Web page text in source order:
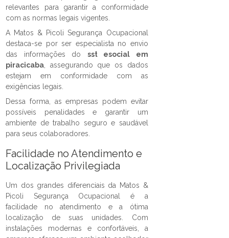
relevantes para garantir a conformidade
com as normas legais vigentes.
A Matos & Picoli Segurança Ocupacional
destaca-se por ser especialista no envio
das informações do sst esocial em
piracicaba , assegurando que os dados
estejam em conformidade com as
exigências legais.
Dessa forma, as empresas podem evitar
possíveis penalidades e garantir um
ambiente de trabalho seguro e saudável
para seus colaboradores.
Facilidade no Atendimento e
Localização Privilegiada
Um dos grandes diferenciais da Matos &
Picoli Segurança Ocupacional é a
facilidade no atendimento e a ótima
localização de suas unidades. Com
instalações modernas e confortáveis, a